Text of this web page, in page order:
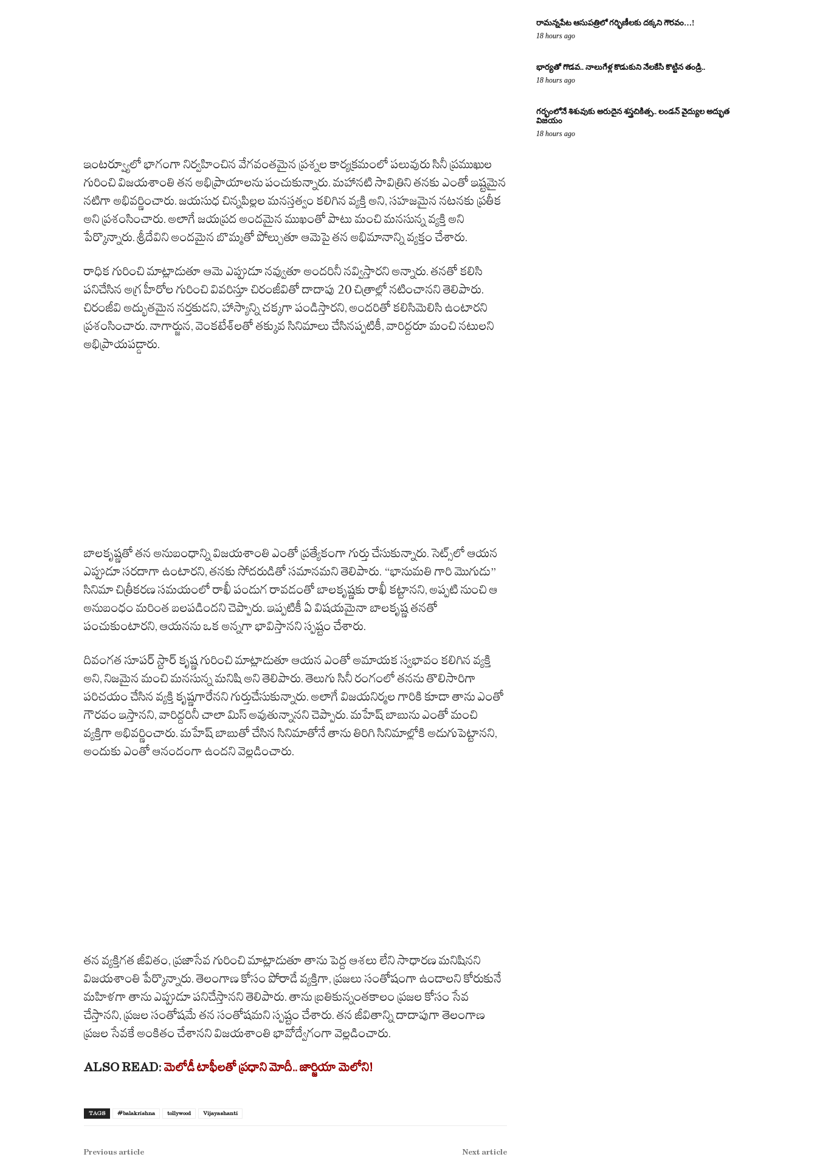
ఇంటర్వ్యూలో భాగంగా నిర్వహించిన వేగవంతమైన ప్రశ్నల కార్యక్రమంలో పలువురు సినీ ప్రముఖుల
గురించి విజయశాంతి తన అభిప్రాయాలను పంచుకున్నారు. మహానటి సావిత్రిని తనకు ఎంతో ఇష్టమైన
నటిగా అభివర్ణించారు. జయసుధ చిన్నపిల్లల మనస్తత్వం కలిగిన వ్యక్తి అని, సహజమైన నటనకు ప్రతీక
అని ప్రశంసించారు. అలాగే జయప్రద అందమైన ముఖంతో పాటు మంచి మనసున్న వ్యక్తి అని
పేర్కొన్నారు. శ్రీదేవిని అందమైన బొమ్మతో పోల్చుతూ ఆమెపై తన అభిమానాన్ని వ్యక్తం చేశారు.
రాధిక గురించి మాట్లాడుతూ ఆమె ఎప్పుడూ నవ్వుతూ అందరినీ నవ్విస్తారని అన్నారు. తనతో కలిసి
పనిచేసిన అగ్ర హీరోల గురించి వివరిస్తూ చిరంజీవితో దాదాపు 20 చిత్రాల్లో నటించానని తెలిపారు.
చిరంజీవి అద్భుతమైన నర్తకుడని, హాస్యాన్ని చక్కగా పండిస్తారని, అందరితో కలిసిమెలిసి ఉంటారని
ప్రశంసించారు. నాగార్జున, వెంకటేశ్‌లతో తక్కువ సినిమాలు చేసినప్పటికీ, వారిద్దరూ మంచి నటులని
అభిప్రాయపడ్డారు.
బాలకృష్ణతో తన అనుబంధాన్ని విజయశాంతి ఎంతో ప్రత్యేకంగా గుర్తు చేసుకున్నారు. సెట్స్‌లో ఆయన
ఎప్పుడూ సరదాగా ఉంటారని, తనకు సోదరుడితో సమానమని తెలిపారు. “భానుమతి గారి మొగుడు”
సినిమా చిత్రీకరణ సమయంలో రాఖీ పండుగ రావడంతో బాలకృష్ణకు రాఖీ కట్టానని, అప్పటి నుంచి ఆ
అనుబంధం మరింత బలపడిందని చెప్పారు. ఇప్పటికీ ఏ విషయమైనా బాలకృష్ణ తనతో
పంచుకుంటారని, ఆయనను ఒక అన్నగా భావిస్తానని స్పష్టం చేశారు.
దివంగత సూపర్ స్టార్ కృష్ణ గురించి మాట్లాడుతూ ఆయన ఎంతో అమాయక స్వభావం కలిగిన వ్యక్తి
అని, నిజమైన మంచి మనసున్న మనిషి అని తెలిపారు. తెలుగు సినీ రంగంలో తనను తొలిసారిగా
పరిచయం చేసిన వ్యక్తి కృష్ణగారేనని గుర్తుచేసుకున్నారు. అలాగే విజయనిర్మల గారికి కూడా తాను ఎంతో
గౌరవం ఇస్తానని, వారిద్దరినీ చాలా మిస్ అవుతున్నానని చెప్పారు. మహేష్ బాబును ఎంతో మంచి
వ్యక్తిగా అభివర్ణించారు. మహేష్ బాబుతో చేసిన సినిమాతోనే తాను తిరిగి సినిమాల్లోకి అడుగుపెట్టానని,
అందుకు ఎంతో ఆనందంగా ఉందని వెల్లడించారు.
తన వ్యక్తిగత జీవితం, ప్రజాసేవ గురించి మాట్లాడుతూ తాను పెద్ద ఆశలు లేని సాధారణ మనిషినని
విజయశాంతి పేర్కొన్నారు. తెలంగాణ కోసం పోరాడే వ్యక్తిగా, ప్రజలు సంతోషంగా ఉండాలని కోరుకునే
మహిళగా తాను ఎప్పుడూ పనిచేస్తానని తెలిపారు. తాను బ్రతికున్నంతకాలం ప్రజల కోసం సేవ
చేస్తానని, ప్రజల సంతోషమే తన సంతోషమని స్పష్టం చేశారు. తన జీవితాన్ని దాదాపుగా తెలంగాణ
ప్రజల సేవకే అంకితం చేశానని విజయశాంతి భావోద్వేగంగా వెల్లడించారు.
ALSO READ: మెలోడీ టాఫీలతో ప్రధాని మోదీ.. జార్జియా మెలోని!
TAGS #balakrishna tollywood Vijayashanti
Previous article Next article
రామన్నపేట ఆసుపత్రిలో గర్భిణీలకు దక్కని గౌరవం…!
18 hours ago
భార్యతో గొడవ.. నాలుగేళ్ల కొడుకుని నేలకేసి కొట్టిన తండ్రి..
18 hours ago
గర్భంలోనే శిశువుకు అరుదైన శస్త్రచికిత్స.. లండన్ వైద్యుల అద్భుత
విజయం
18 hours ago